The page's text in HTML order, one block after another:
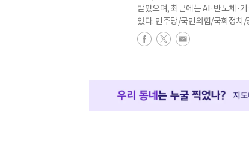
받았으며, 최근에는 AI·반도체·
있다. 민주당/국민의힘/국회정치